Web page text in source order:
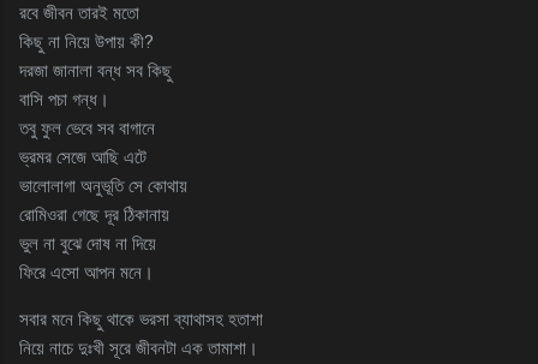
রবে জীবন তারই মতো
কিছু না নিয়ে উপায় কী?
দরজা জানালা বন্ধ সব কিছু
বাসি পচা গন্ধ।
তবু ফুল ভেবে সব বাগানে
ভ্রমর সেজে আছি এটে
ভালোলাগা অনুভূতি সে কোথায়
রোমিওরা গেছে দূর ঠিকানায়
ভুল না বুঝে দোষ না দিয়ে
ফিরে এসো আপন মনে।
সবার মনে কিছু থাকে ভরসা ব্যাথাসহ হতাশা
নিয়ে নাচে দুঃখী সূরে জীবনটা এক তামাশা।